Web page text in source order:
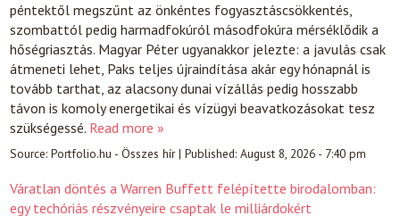
péntektől megszűnt az önkéntes fogyasztáscsökkentés,
szombattól pedig harmadfokúról másodfokúra mérséklődik a
hőségriasztás. Magyar Péter ugyanakkor jelezte: a javulás csak
átmeneti lehet, Paks teljes újraindítása akár egy hónapnál is
tovább tarthat, az alacsony dunai vízállás pedig hosszabb
távon is komoly energetikai és vízügyi beavatkozásokat tesz
szükségessé. Read more »
Source:Portfolio.hu - Összes hír|Published:August 8, 2026 - 7:40 pm
Váratlan döntés a Warren Buffett felépítette birodalomban:
egy techóriás részvényeire csaptak le milliárdokért